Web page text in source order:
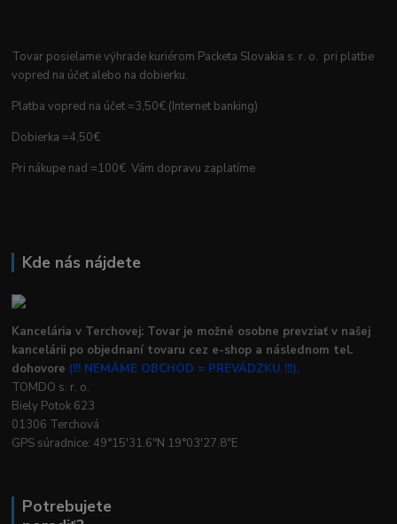
Tovar posielame výhrade kuriérom Packeta Slovakia s. r. o. pri platbe
vopred na účet alebo na dobierku.
Platba vopred na účet =3,50€ (Internet banking)
Dobierka =4,50€
Pri nákupe nad =100€ Vám dopravu zaplatíme
Kde nás nájdete
Kancelária v Terchovej: Tovar je možné osobne prevziať v našej
kancelárii po objednaní tovaru cez e-shop a následnom tel.
dohovore (!!! NEMÁME OBCHOD = PREVÁDZKU !!!).
TOMDO s. r. o.
Biely Potok 623
01306 Terchová
GPS súradnice: 49°15'31.6"N 19°03'27.8"E
Potrebujete